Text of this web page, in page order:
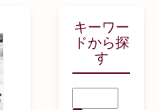
キーワー
ドから探
す